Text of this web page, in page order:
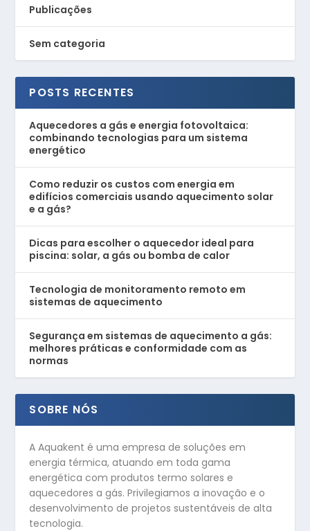
Publicações
Sem categoria
POSTS RECENTES
Aquecedores a gás e energia fotovoltaica:
combinando tecnologias para um sistema
energético
Como reduzir os custos com energia em
edifícios comerciais usando aquecimento solar
e a gás?
Dicas para escolher o aquecedor ideal para
piscina: solar, a gás ou bomba de calor
Tecnologia de monitoramento remoto em
sistemas de aquecimento
Segurança em sistemas de aquecimento a gás:
melhores práticas e conformidade com as
normas
SOBRE NÓS
A Aquakent é uma empresa de soluções em
energia térmica, atuando em toda gama
energética com produtos termo solares e
aquecedores a gás. Privilegiamos a inovação e o
desenvolvimento de projetos sustentáveis de alta
tecnologia.